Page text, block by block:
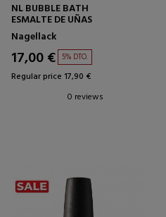
NL BUBBLE BATH
ESMALTE DE UÑAS
Nagellack
17,00 € 5% DTO.
Regular price 17,90 €
0 reviews